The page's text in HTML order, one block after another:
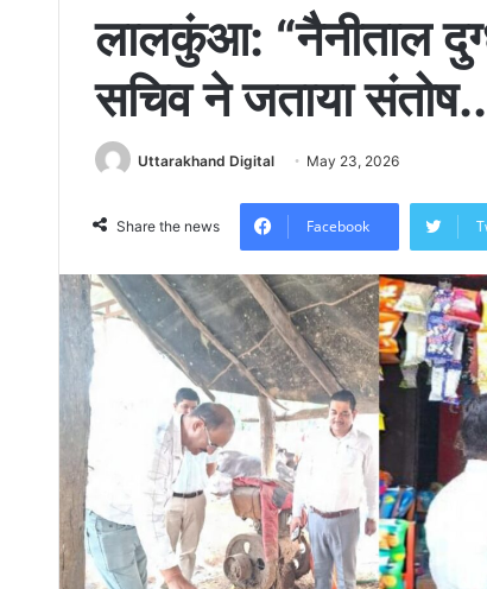
लालकुंआ: “नैनीताल
सचिव ने जताया
Uttarakhand Digital May 23, 2026
Share the news Facebook